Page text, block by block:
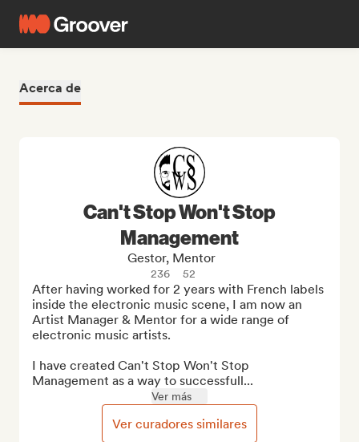
Acerca de
Can't Stop Won't Stop
Management
Gestor, Mentor
236 52
After having worked for 2 years with French labels
inside the electronic music scene, I am now an
Artist Manager & Mentor for a wide range of
electronic music artists.
I have created Can't Stop Won't Stop
Management as a way to successfull...
Ver más
Ver curadores similares